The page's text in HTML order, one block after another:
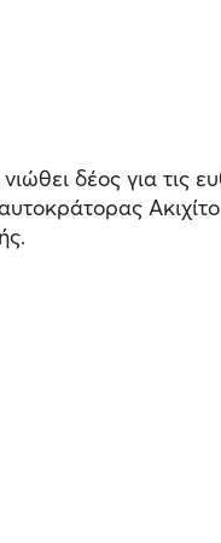
δέος για τις